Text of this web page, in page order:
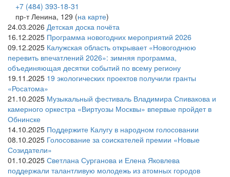
+7 (484) 393-18-31
пр-т Ленина, 129 (на карте)
24.03.2026 Детская доска почёта
16.12.2025 Программа новогодних мероприятий 2026
09.12.2025 Калужская область открывает «Новогоднюю
перевить впечатлений 2026»: зимняя программа,
объединяющая десятки событий по всему региону
19.11.2025 19 экологических проектов получили гранты
«Росатома»
21.10.2025 Музыкальный фестиваль Владимира Спивакова и
камерного оркестра «Виртуозы Москвы» впервые пройдет в
Обнинске
14.10.2025 Поддержите Калугу в народном голосовании
08.10.2025 Голосование за соискателей премии «Новые
Созидатели»
01.10.2025 Светлана Сурганова и Елена Яковлева
поддержали талантливую молодежь из атомных городов